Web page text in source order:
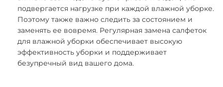
подвергается нагрузке при каждой влажной уборке.
Поэтому также важно следить за состоянием и
заменять ее вовремя. Регулярная замена салфеток
для влажной уборки обеспечивает высокую
эффективность уборки и поддерживает
безупречный вид вашего дома.